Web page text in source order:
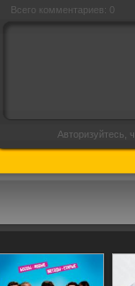
Всего комментариев: 0
Авторизуйтесь,